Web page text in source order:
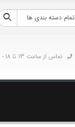
تمام دسته بندی ها
تماس از ساعت 13 تا 18 - 021-66908491